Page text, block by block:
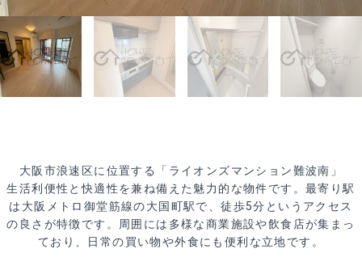
大阪市浪速区に位置する「ライオンズマンション難波南」
生活利便性と快適性を兼ね備えた魅力的な物件です。最寄り駅
は大阪メトロ御堂筋線の大国町駅で、徒歩5分というアクセス
の良さが特徴です。周囲には多様な商業施設や飲食店が集まっ
ており、日常の買い物や外食にも便利な立地です。